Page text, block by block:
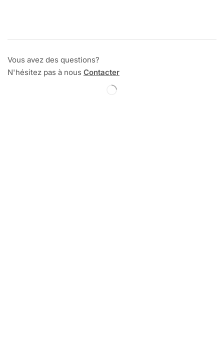
Vous avez des questions?
N'hésitez pas à nous Contacter